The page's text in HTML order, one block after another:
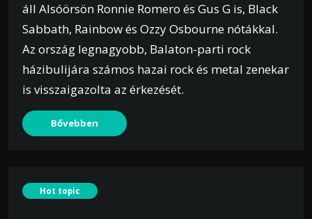
áll Alsóörsön Ronnie Romero és Gus G is, Black
Sabbath, Rainbow és Ozzy Osbourne nótákkal.
Az ország legnagyobb, Balaton-parti rock
házibulijára számos hazai rock és metal zenekar
is visszaigazolta az érkezését.
Bővebben
Hot topic